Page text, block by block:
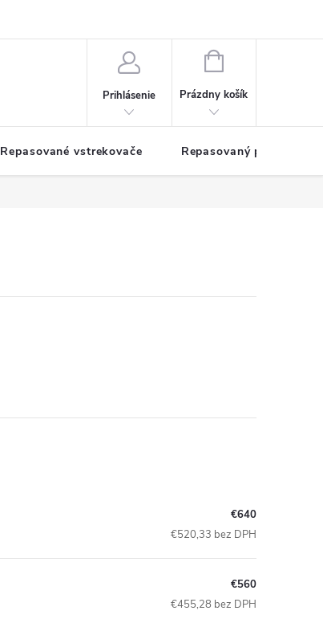
Prihlásenie
NÁKUPNÝ
Prázdny košík
Repasované vstrekovače Repasovaný pohon TDM
€640
€520,33 bez DPH
€560
€455,28 bez DPH